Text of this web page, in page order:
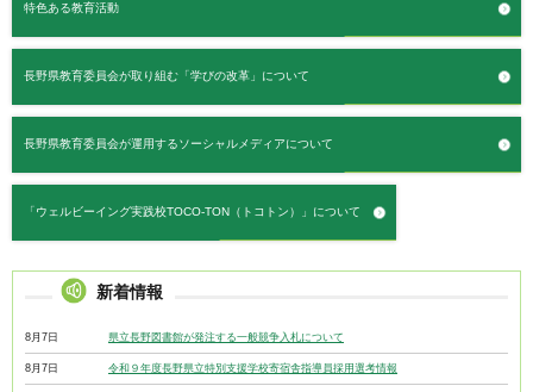
特色ある教育活動
長野県教育委員会が取り組む「学びの改革」について
長野県教育委員会が運用するソーシャルメディアについて
「ウェルビーイング実践校TOCO-TON（トコトン）」について
新着情報
8月7日 県立長野図書館が発注する一般競争入札について
8月7日 令和９年度長野県立特別支援学校寄宿舎指導員採用選考情報